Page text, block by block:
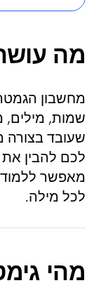
מה
מחשבון
שמות, מילים,
שעובד בצורה
לכם להבין
מאפשר
לכל מילה.
מהי